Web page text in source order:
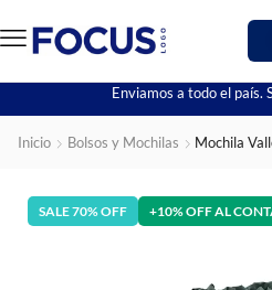
Enviamos a todo el país.
Inicio Bolsos y Mochilas Mochila
SALE 70% OFF +10% OFF AL